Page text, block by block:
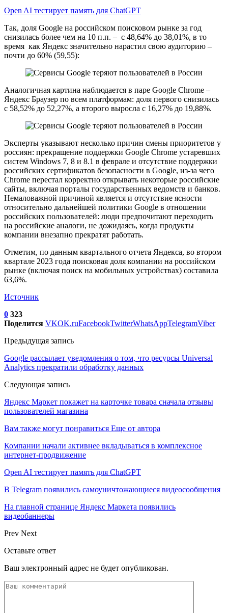
Open AI тестирует память для ChatGPT
Так, доля Google на российском поисковом рынке за год
снизилась более чем на 10 п.п. – с 48,64% до 38,01%, в то
время как Яндекс значительно нарастил свою аудиторию –
почти до 60% (59,55):
Аналогичная картина наблюдается в паре Google Chrome –
Яндекс Браузер по всем платформам: доля первого снизилась
с 58,52% до 52,27%, а второго выросла с 16,27% до 19,88%.
Эксперты указывают несколько причин смены приоритетов у
россиян: прекращение поддержки Google Chrome устаревших
систем Windows 7, 8 и 8.1 в феврале и отсутствие поддержки
российских сертификатов безопасности в Google, из-за чего
Chrome перестал корректно открывать некоторые российские
сайты, включая порталы государственных ведомств и банков.
Немаловажной причиной является и отсутствие ясности
относительно дальнейшей политики Google в отношении
российских пользователей: люди предпочитают переходить
на российские аналоги, не дожидаясь, когда продукты
компании внезапно прекратят работать.
Отметим, по данным квартального отчета Яндекса, во втором
квартале 2023 года поисковая доля компании на российском
рынке (включая поиск на мобильных устройствах) составила
63,6%.
Источник
0 323
Поделится VKOK.ruFacebookTwitterWhatsAppTelegramViber
Предыдущая запись
Google рассылает уведомления о том, что ресурсы Universal
Analytics прекратили обработку данных
Следующая запись
Яндекс Маркет покажет на карточке товара сначала отзывы
пользователей магазина
Вам также могут понравиться Еще от автора
Компании начали активнее вкладываться в комплексное
интернет-продвижение
Open AI тестирует память для ChatGPT
В Telegram появились самоуничтожающиеся видеосообщения
На главной странице Яндекс Маркета появились
видеобаннеры
Prev Next
Оставьте ответ
Ваш электронный адрес не будет опубликован.